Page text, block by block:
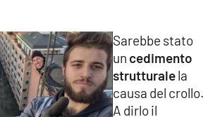
Vietnam
Calabria
insieme
Sarebbe stato
un cedimento
strutturalela
causa del crollo.
A dirlo il